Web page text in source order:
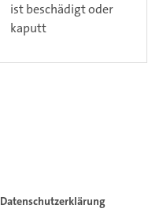
ist beschädigt oder
kaputt
Datenschutzerklärung